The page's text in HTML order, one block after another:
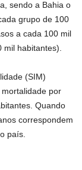
sendo a Bahia o
grupo de 100
a cada 100 mil
mil habitantes).
(SIM)
por
Quando
correspondem
país.